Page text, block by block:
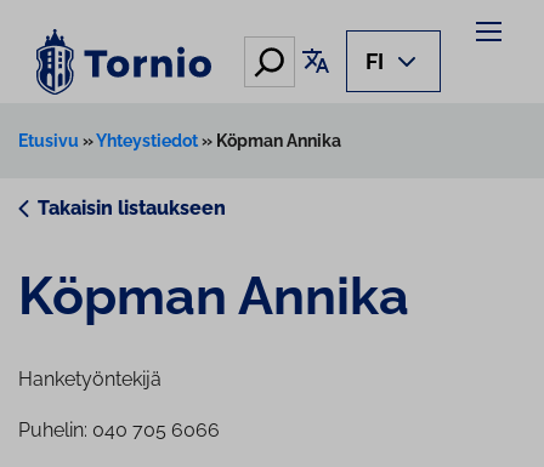
sisältöön
Hae Käännä sivu
FI
Etusivu »Yhteystiedot» Köpman Annika
Takaisin listaukseen
Köpman Annika
Hanketyöntekijä
Puhelin: 040 705 6066